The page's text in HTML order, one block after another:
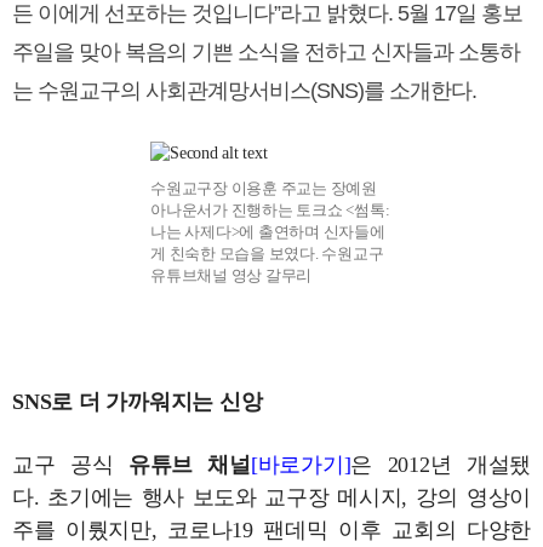
든 이에게 선포하는 것입니다”라고 밝혔다. 5월 17일 홍보
주일을 맞아 복음의 기쁜 소식을 전하고 신자들과 소통하
는 수원교구의 사회관계망서비스(SNS)를 소개한다.
수원교구장 이용훈 주교는 장예원
아나운서가 진행하는 토크쇼 <썸톡:
나는 사제다>에 출연하며 신자들에
게 친숙한 모습을 보였다. 수원교구
유튜브채널 영상 갈무리
SNS로 더 가까워지는 신앙
교구 공식 유튜브 채널[바로가기]은 2012년 개설됐
다. 초기에는 행사 보도와 교구장 메시지, 강의 영상이
주를 이뤘지만, 코로나19 팬데믹 이후 교회의 다양한